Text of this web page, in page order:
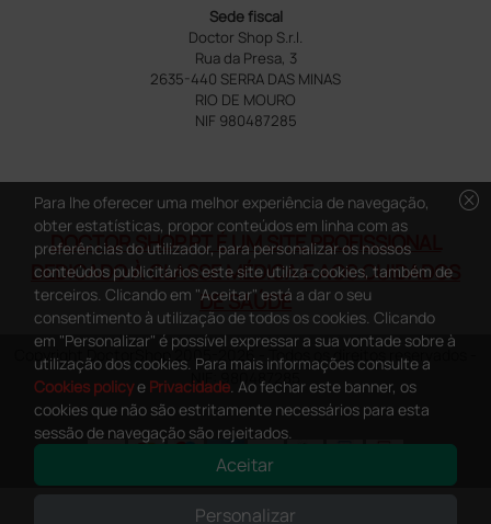
Sede fiscal
Doctor Shop S.r.l.
Rua da Presa, 3
2635-440 SERRA DAS MINAS
RIO DE MOURO
NIF 980487285
DOCTOR SHOP.PT É UM SITE PROFISSIONAL
DEDICADO À CLASSE MÉDICA E AOS CUIDADOS
DE SAÚDE
Copyright DoctorShop 2005-2026 - Todos os direitos reservados -
NIF: 980487285
This site is protected by reCAPTCHA and the Google
cancel
Para lhe oferecer uma melhor experiência de navegação,
obter estatísticas, propor conteúdos em linha com as
preferências do utilizador, para personalizar os nossos
conteúdos publicitários este site utiliza cookies, também de
terceiros. Clicando em "Aceitar" está a dar o seu
consentimento à utilização de todos os cookies. Clicando
em "Personalizar" é possível expressar a sua vontade sobre à
utilização dos cookies. Para mais informações consulte a
Cookies policye Privacidade. Ao fechar este banner, os
cookies que não são estritamente necessários para esta
sessão de navegação são rejeitados.
Aceitar
Personalizar